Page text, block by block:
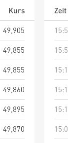
Kurs
49,905
49,855
49,855
49,860
49,895
49,870
Zeit